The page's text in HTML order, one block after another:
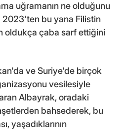
uğramanın ne olduğunu
bu yana Filistin
oldukça çaba sarf ettiğini
ve Suriye'de birçok
vesilesiyle
Albayrak, oradaki
bahsederek, bu
yaşadıklarının